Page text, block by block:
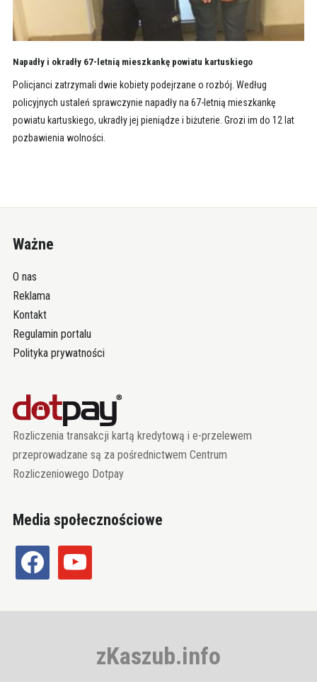
Napadły i okradły 67-letnią mieszkankę powiatu kartuskiego
Policjanci zatrzymali dwie kobiety podejrzane o rozbój. Według
policyjnych ustaleń sprawczynie napadły na 67-letnią mieszkankę
powiatu kartuskiego, ukradły jej pieniądze i biżuterie. Grozi im do 12 lat
pozbawienia wolności.
Ważne
O nas
Reklama
Kontakt
Regulamin portalu
Polityka prywatności
Rozliczenia transakcji kartą kredytową i e-przelewem
przeprowadzane są za pośrednictwem Centrum
Rozliczeniowego Dotpay
Media społecznościowe
facebook youtube
zKaszub.info